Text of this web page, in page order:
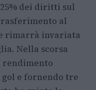
dei diritti sul
al
rimarrà invariata
Nella scorsa
rendimento
e fornendo tre